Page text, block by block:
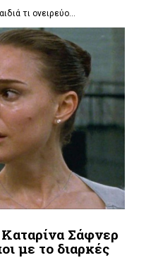
τι ονειρεύο...
Σάφνερ
με το διαρκές